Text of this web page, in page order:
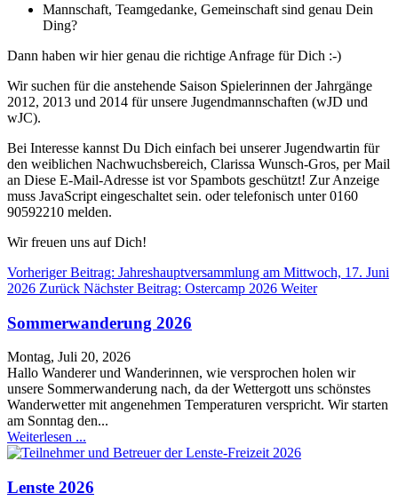
Mannschaft, Teamgedanke, Gemeinschaft sind genau Dein
Ding?
Dann haben wir hier genau die richtige Anfrage für Dich :-)
Wir suchen für die anstehende Saison Spielerinnen der Jahrgänge
2012, 2013 und 2014 für unsere Jugendmannschaften (wJD und
wJC).
Bei Interesse kannst Du Dich einfach bei unserer Jugendwartin für
den weiblichen Nachwuchsbereich, Clarissa Wunsch-Gros, per Mail
an Diese E-Mail-Adresse ist vor Spambots geschützt! Zur Anzeige
muss JavaScript eingeschaltet sein. oder telefonisch unter 0160
90592210 melden.
Wir freuen uns auf Dich!
Vorheriger Beitrag: Jahreshauptversammlung am Mittwoch, 17. Juni
2026 Zurück Nächster Beitrag: Ostercamp 2026 Weiter
Sommerwanderung 2026
Montag, Juli 20, 2026
Hallo Wanderer und Wanderinnen, wie versprochen holen wir
unsere Sommerwanderung nach, da der Wettergott uns schönstes
Wanderwetter mit angenehmen Temperaturen verspricht. Wir starten
am Sonntag den...
Weiterlesen ...
Lenste 2026